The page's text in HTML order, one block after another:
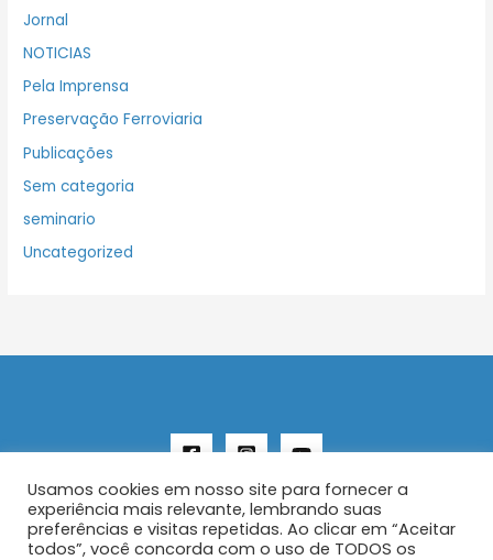
Jornal
NOTICIAS
Pela Imprensa
Preservação Ferroviaria
Publicações
Sem categoria
seminario
Uncategorized
Copyright © 2026 AENFER
Usamos cookies em nosso site para fornecer a
experiência mais relevante, lembrando suas
preferências e visitas repetidas. Ao clicar em “Aceitar
todos”, você concorda com o uso de TODOS os